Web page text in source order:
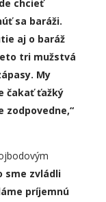
chcieť
sa baráži.
aj o baráž
tri mužstvá
My
čakať ťažký
zodpovedne,“
sme zvládli
príjemnú